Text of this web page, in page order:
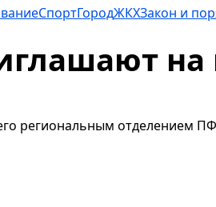
СпортГородЖКХЗакон и
на
региональным отделением